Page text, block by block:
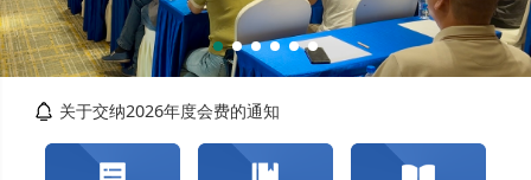
筑牢合规防线 | 竣工验收与保修阶段法律风险...
精准解读提质效 | 房土两税专题培训顺利举办
智造好房子，AI技术重构房产营销新生态
关于交纳2026年度会费的通知
转发佛山市自然资源局顺德分局关于对《佛山市...
佛山市顺德区住房城乡建设和水务局关于开展202...